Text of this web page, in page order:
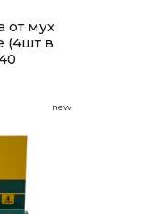
от мух
(4шт в
new